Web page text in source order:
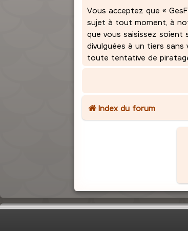
Vous acceptez que «
sujet à tout moment, à
que vous saisissez soient
divulguées à un tiers
toute tentative de
Index du forum